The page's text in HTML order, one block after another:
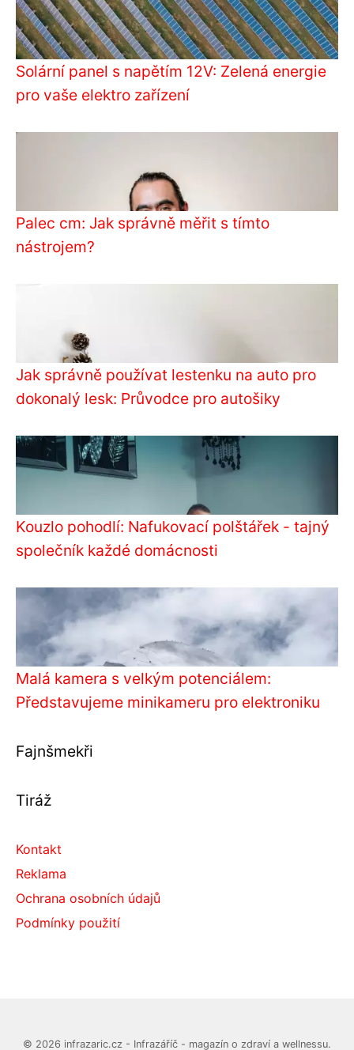
Solární panel s napětím 12V: Zelená energie
pro vaše elektro zařízení
Palec cm: Jak správně měřit s tímto
nástrojem?
Jak správně používat lestenku na auto pro
dokonalý lesk: Průvodce pro autošiky
Kouzlo pohodlí: Nafukovací polštářek - tajný
společník každé domácnosti
Malá kamera s velkým potenciálem:
Představujeme minikameru pro elektroniku
Fajnšmekři
Tiráž
Kontakt
Reklama
Ochrana osobních údajů
Podmínky použití
© 2026 infrazaric.cz - Infrazáříč - magazín o zdraví a wellnessu.